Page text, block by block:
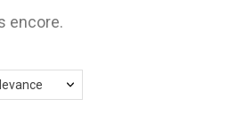
encore.